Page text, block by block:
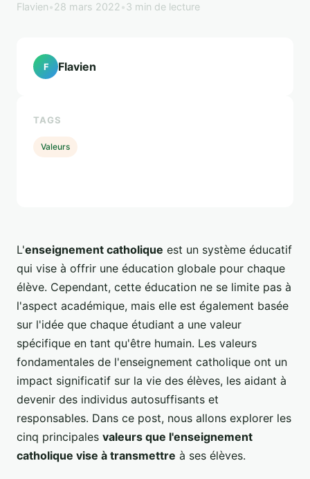
Flavien•28 mars 2022 •3 min de lecture
L'enseignement catholique est un système éducatif
qui vise à offrir une éducation globale pour chaque
élève. Cependant, cette éducation ne se limite pas à
l'aspect académique, mais elle est également basée
sur l'idée que chaque étudiant a une valeur
spécifique en tant qu'être humain. Les valeurs
fondamentales de l'enseignement catholique ont un
impact significatif sur la vie des élèves, les aidant à
devenir des individus autosuffisants et
responsables. Dans ce post, nous allons explorer les
cinq principales valeurs que l'enseignement
catholique vise à transmettre à ses élèves.
F Flavien
TAGS
Valeurs